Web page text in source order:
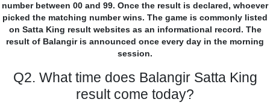
number between 00 and 99. Once the result is declared, whoever
picked the matching number wins. The game is commonly listed
on Satta King result websites as an informational record. The
result of Balangir is announced once every day in the morning
session.
Q2. What time does Balangir Satta King
result come today?